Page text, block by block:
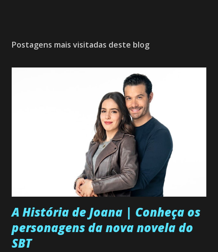
Postagens mais visitadas deste blog
A História de Joana | Conheça os
personagens da nova novela do
SBT